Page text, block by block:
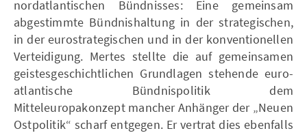
nordatlantischen Bündnisses: Eine gemeinsam
abgestimmte Bündnishaltung in der strategischen,
in der eurostrategischen und in der konventionellen
Verteidigung. Mertes stellte die auf gemeinsamen
geistesgeschichtlichen Grundlagen stehende euro-
atlantische Bündnispolitik dem
Mitteleuropakonzept mancher Anhänger der „Neuen
Ostpolitik“ scharf entgegen. Er vertrat dies ebenfalls